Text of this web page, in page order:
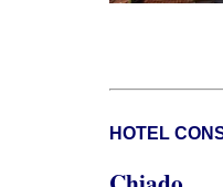
HOTEL